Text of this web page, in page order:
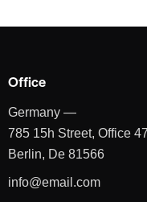
Office
Germany —
785 15h Street, Office
Berlin, De 81566
info@email.com